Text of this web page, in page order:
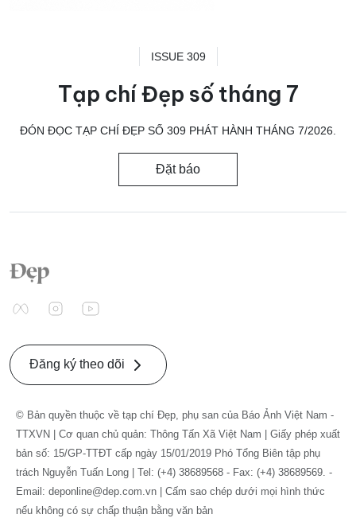
ISSUE 309
Tạp chí Đẹp số tháng 7
ĐÓN ĐỌC TẠP CHÍ ĐẸP SỐ 309 PHÁT HÀNH THÁNG 7/2026.
Đặt báo
Đăng ký theo dõi
© Bản quyền thuộc về tạp chí Đẹp, phụ san của Báo Ảnh Việt Nam -
TTXVN | Cơ quan chủ quản: Thông Tấn Xã Việt Nam | Giấy phép xuất
bản số: 15/GP-TTĐT cấp ngày 15/01/2019 Phó Tổng Biên tập phụ
trách Nguyễn Tuấn Long | Tel: (+4) 38689568 - Fax: (+4) 38689569. -
Email: deponline@dep.com.vn | Cấm sao chép dưới mọi hình thức
nếu không có sự chấp thuận bằng văn bản